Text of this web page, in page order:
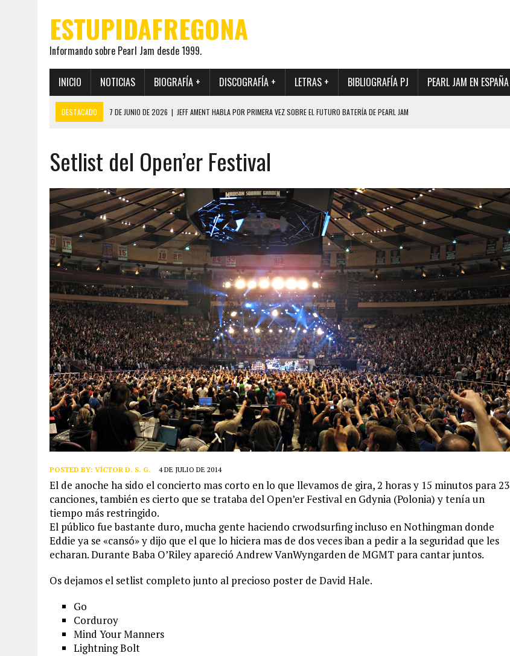
ESTUPIDAFREGONA
Informando sobre Pearl Jam desde 1999.
INICIO NOTICIAS BIOGRAFÍA + DISCOGRAFÍA + LETRAS + BIBLIOGRAFÍA PJ PEARL JAM EN ESPAÑA
DESTACADO 7 DE JUNIO DE 2026 | JEFF AMENT HABLA POR PRIMERA VEZ SOBRE EL FUTURO BATERÍA DE PEARL JAM
19 DE MAYO DE 2026
EL ENCUENTRO ENTRE NEIL YOUNG Y PEARL JAM QUE MARCÓ LOS 90, DE NUEVO EN VINILO.
12 DE MAYO DE 2026 | PEARL JAM REAPARECEN EN OHANA 2026 EN MEDIO DE LA INCERTIDUMBRE SOBRE SU FUTURA FORMACIÓN
28 DE JULIO DE 2026 | JEFF AMENT PUBLICA SINCE FOREVER, UN LIBRO CON FOTOGRAFÍAS INÉDITAS DE LA HISTORIA DE PEARL JAM
Setlist del Open’er Festival
POSTED BY: VÍCTOR D. S. G. 4 DE JULIO DE 2014
El de anoche ha sido el concierto mas corto en lo que llevamos de gira, 2 horas y 15 minutos para 23
canciones, también es cierto que se trataba del Open’er Festival en Gdynia (Polonia) y tenía un
tiempo más restringido.
El público fue bastante duro, mucha gente haciendo crwodsurfing incluso en Nothingman donde
Eddie ya se «cansó» y dijo que el que lo hiciera mas de dos veces iban a pedir a la seguridad que les
echaran. Durante Baba O’Riley apareció Andrew VanWyngarden de MGMT para cantar juntos.
Os dejamos el setlist completo junto al precioso poster de David Hale.
Go
Corduroy
Mind Your Manners
Lightning Bolt